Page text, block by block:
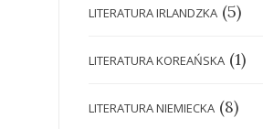
LITERATURA IRLANDZKA (5)
LITERATURA KOREAŃSKA (1)
LITERATURA NIEMIECKA (8)